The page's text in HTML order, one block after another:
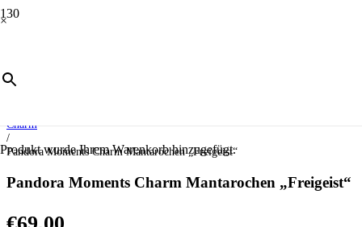
×
Produktwurde Ihrem Warenkorb hinzugefügt.
/
Charm
/
Pandora Moments Charm Mantarochen „Freigeist“
Pandora Moments Charm Mantarochen „Freigeist“